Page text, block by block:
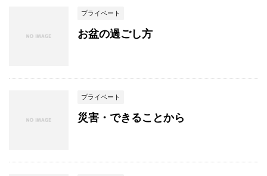
プライベート
お盆の過ごし方
プライベート
災害・できることから